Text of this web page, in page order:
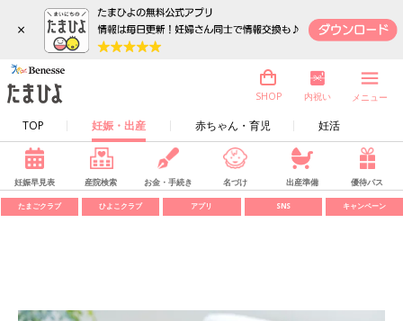
×
TOP 妊娠・出産 赤ちゃん・育児 妊活
SHOP 内祝い メニュー
妊娠早見表 産院検索 お金・手続き 名づけ 出産準備 優待パス
たまごクラブ ひよこクラブ アプリ SNS キャンペーン